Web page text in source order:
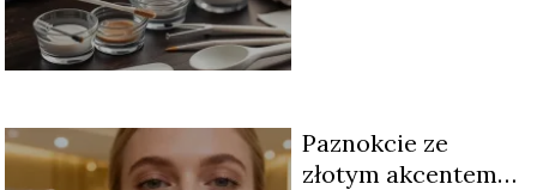
Paznokcie ze
złotym akcentem –